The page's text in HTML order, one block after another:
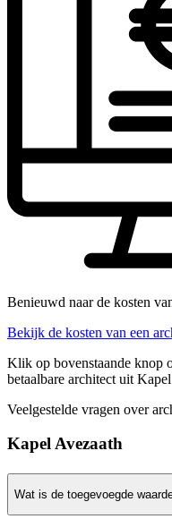
Benieuwd naar de kosten
Bekijk de kosten van een
Klik op bovenstaande knop
betaalbare architect uit
Veelgestelde vragen over
Kapel Avezaath
Wat is de toegevoegde